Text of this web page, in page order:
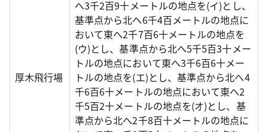
厚木飛行場
へ3千2百9十メートルの地点を(イ)とし、
基準点から北へ6千4百メートルの地点に
おいて東へ2千7百6十メートルの地点を
(ウ)とし、基準点から北へ5千5百3十メー
トルの地点において東へ3千6百6十メー
トルの地点を(エ)とし、基準点から北へ4
千6百6十メートルの地点において東へ2
千5百2十メートルの地点を(オ)とし、基
準点から北へ2千8百十メートルの地点に